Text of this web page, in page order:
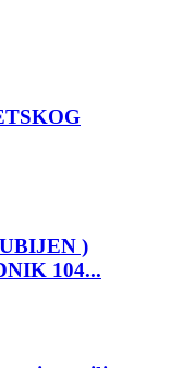
)
104...